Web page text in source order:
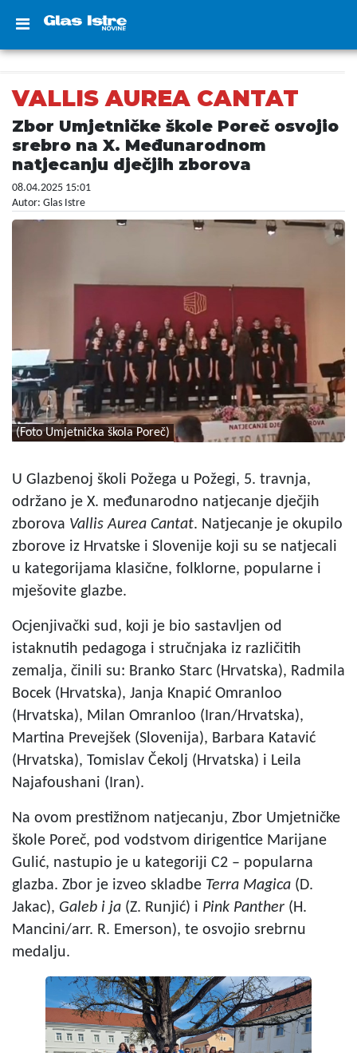
VALLIS AUREA CANTAT
Zbor Umjetničke škole Poreč osvojio
srebro na X. Međunarodnom
natjecanju dječjih zborova
08.04.2025 15:01
Autor: Glas Istre
(Foto Umjetnička škola Poreč)
U Glazbenoj školi Požega u Požegi, 5. travnja,
održano je X. međunarodno natjecanje dječjih
zborova Vallis Aurea Cantat. Natjecanje je okupilo
zborove iz Hrvatske i Slovenije koji su se natjecali
u kategorijama klasične, folklorne, popularne i
mješovite glazbe.
Ocjenjivački sud, koji je bio sastavljen od
istaknutih pedagoga i stručnjaka iz različitih
zemalja, činili su: Branko Starc (Hrvatska), Radmila
Bocek (Hrvatska), Janja Knapić Omranloo
(Hrvatska), Milan Omranloo (Iran/Hrvatska),
Martina Prevejšek (Slovenija), Barbara Katavić
(Hrvatska), Tomislav Čekolj (Hrvatska) i Leila
Najafoushani (Iran).
Na ovom prestižnom natjecanju, Zbor Umjetničke
škole Poreč, pod vodstvom dirigentice Marijane
Gulić, nastupio je u kategoriji C2 – popularna
glazba. Zbor je izveo skladbe Terra Magica (D.
Jakac), Galeb i ja (Z. Runjić) i Pink Panther (H.
Mancini/arr. R. Emerson), te osvojio srebrnu
medalju.